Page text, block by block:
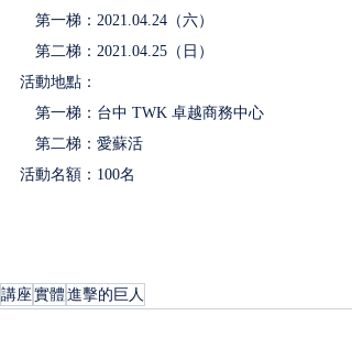
第一梯：2021.04.24（六）
第二梯：2021.04.25（日）
活動地點：
第一梯：台中 TWK 卓越商務中心
第二梯：愛蘇活
活動名額：100名
講座實體進擊的巨人